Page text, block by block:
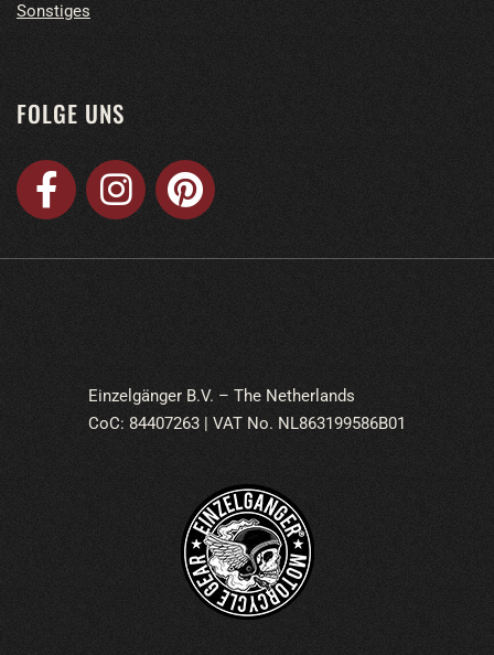
Sonstiges
FOLGE UNS
Einzelgänger B.V. – The Netherlands
CoC: 84407263 | VAT No. NL863199586B01